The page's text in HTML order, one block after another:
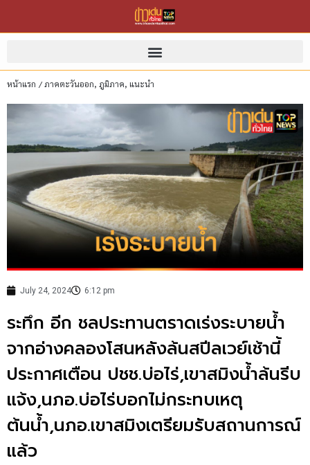
หน้าแรก /ภาคตะวันออก, ภูมิภาค, แนะนำ
July 24, 2024 6:12 pm
ระทึก อีก ชลประทานตราดเร่งระบายน้ำ
จากอ่างคลองโสนหลังล้นสปีลเวย์เช้านี้
ประกาศเตือน ปชช.บ่อไร่,เขาสมิงน้ำล้นรีบ
แจ้ง,นภอ.บ่อไร่บอกไม่กระทบเหตุ
ต้นน้ำ,นภอ.เขาสมิงเตรียมรับสถานการณ์
แล้ว